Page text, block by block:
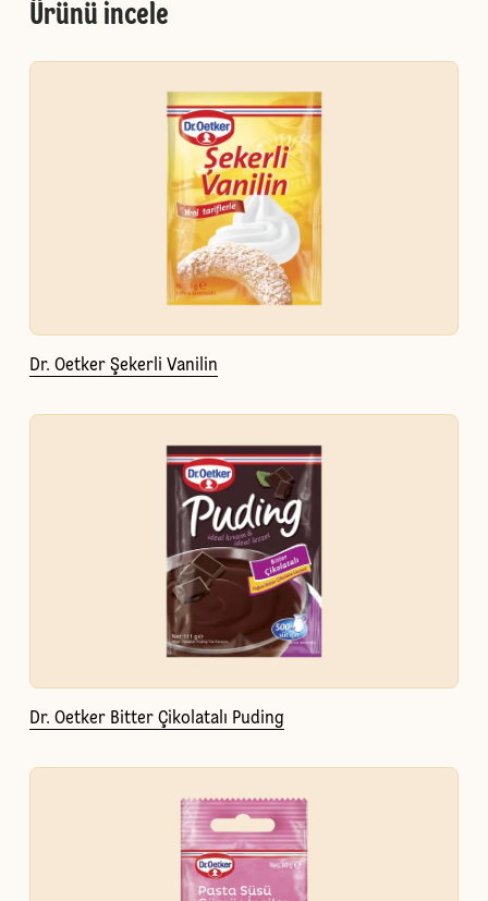
Ürünü incele
Dr. Oetker Şekerli Vanilin
Dr. Oetker Bitter Çikolatalı Puding